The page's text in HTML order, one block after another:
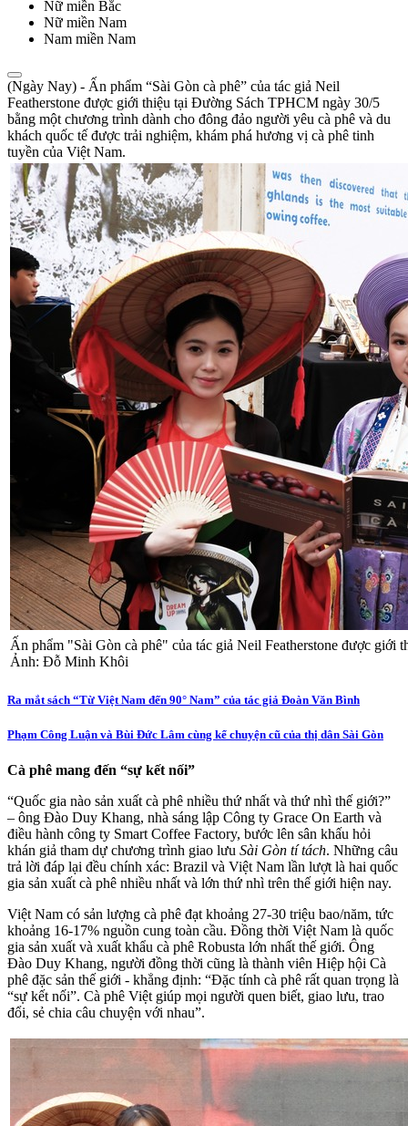
Nữ miền Bắc
Nữ miền Nam
Nam miền Nam
(Ngày Nay) - Ấn phẩm “Sài Gòn cà phê” của tác giả Neil
Featherstone được giới thiệu tại Đường Sách TPHCM ngày 30/5
bằng một chương trình dành cho đông đảo người yêu cà phê và du
khách quốc tế được trải nghiệm, khám phá hương vị cà phê tinh
tuyền của Việt Nam.
Ấn phẩm "Sài Gòn cà phê" của tác giả Neil Featherstone được giới
Ảnh: Đỗ Minh Khôi
Ra mắt sách “Từ Việt Nam đến 90° Nam” của tác giả Đoàn Văn Bình
Phạm Công Luận và Bùi Đức Lâm cùng kể chuyện cũ của thị dân Sài Gòn
Cà phê mang đến “sự kết nối”
“Quốc gia nào sản xuất cà phê nhiều thứ nhất và thứ nhì thế giới?”
– ông Đào Duy Khang, nhà sáng lập Công ty Grace On Earth và
điều hành công ty Smart Coffee Factory, bước lên sân khấu hỏi
khán giả tham dự chương trình giao lưu Sài Gòn tí tách. Những câu
trả lời đáp lại đều chính xác: Brazil và Việt Nam lần lượt là hai quốc
gia sản xuất cà phê nhiều nhất và lớn thứ nhì trên thế giới hiện nay.
Việt Nam có sản lượng cà phê đạt khoảng 27-30 triệu bao/năm, tức
khoảng 16-17% nguồn cung toàn cầu. Đồng thời Việt Nam là quốc
gia sản xuất và xuất khẩu cà phê Robusta lớn nhất thế giới. Ông
Đào Duy Khang, người đồng thời cũng là thành viên Hiệp hội Cà
phê đặc sản thế giới - khẳng định: “Đặc tính cà phê rất quan trọng là
“sự kết nối”. Cà phê Việt giúp mọi người quen biết, giao lưu, trao
đổi, sẻ chia câu chuyện với nhau”.